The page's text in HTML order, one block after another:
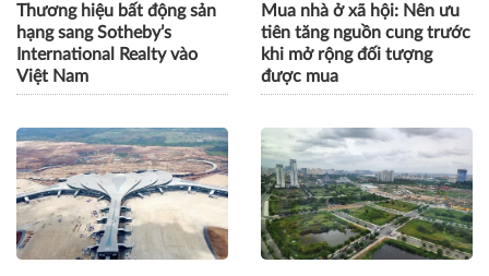
Thương hiệu bất động sản
hạng sang Sotheby’s
International Realty vào
Việt Nam
Mua nhà ở xã hội: Nên ưu
tiên tăng nguồn cung trước
khi mở rộng đối tượng
được mua